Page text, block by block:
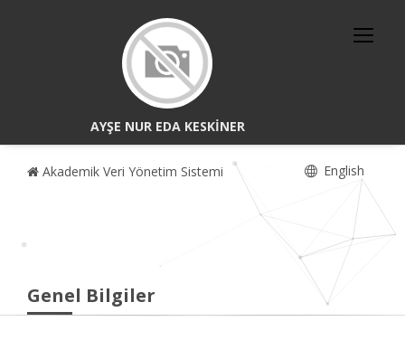
AYŞE NUR EDA KESKİNER
Akademik Veri Yönetim Sistemi English
Genel Bilgiler